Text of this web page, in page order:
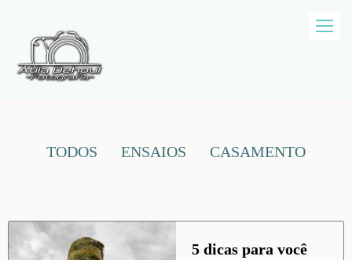
TODOS ENSAIOS CASAMENTO
5 dicas para você